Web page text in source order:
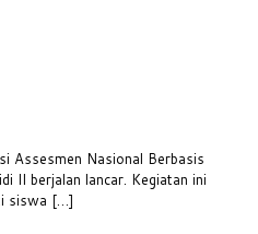
Assesmen Nasional Berbasis
II berjalan lancar. Kegiatan ini
siswa […]